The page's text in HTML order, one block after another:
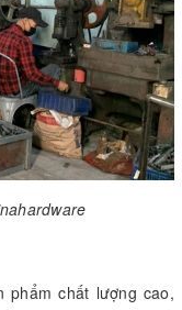
phẩm chất lượng cao,